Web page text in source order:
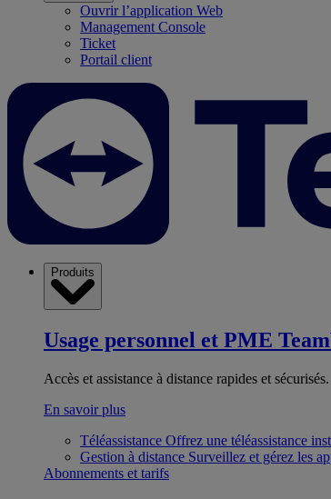
Ouvrir l’application Web
Management Console
Ticket
Portail client
Produits
Usage personnel et PME
Accès et assistance à distance rapides et sécurisés.
En savoir plus
Téléassistance Offrez une téléassistance
Gestion à distance Surveillez et gérez les
Abonnements et tarifs